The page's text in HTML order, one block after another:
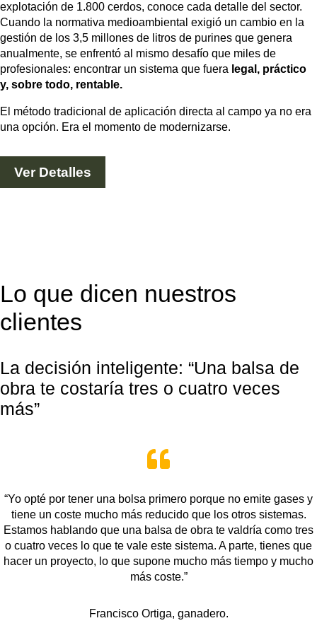
explotación de 1.800 cerdos, conoce cada detalle del sector.
Cuando la normativa medioambiental exigió un cambio en la
gestión de los 3,5 millones de litros de purines que genera
anualmente, se enfrentó al mismo desafío que miles de
profesionales: encontrar un sistema que fuera legal, práctico
y, sobre todo, rentable.
El método tradicional de aplicación directa al campo ya no era
una opción. Era el momento de modernizarse.
Ver Detalles
Lo que dicen nuestros
clientes
La decisión inteligente: “Una balsa de
obra te costaría tres o cuatro veces
más”

“Yo opté por tener una bolsa primero porque no emite gases y
tiene un coste mucho más reducido que los otros sistemas.
Estamos hablando que una balsa de obra te valdría como tres
o cuatro veces lo que te vale este sistema. A parte, tienes que
hacer un proyecto, lo que supone mucho más tiempo y mucho
más coste.”
Francisco Ortiga, ganadero.